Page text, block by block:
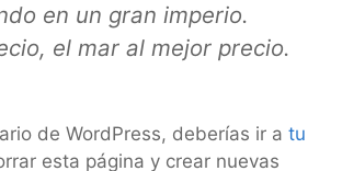
en un gran imperio.
el mar al mejor precio.
de WordPress, deberías ir a tu
esta página y crear nuevas